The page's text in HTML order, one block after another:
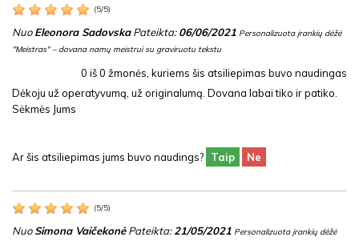
(5/5)
NuoEleonora SadovskaPateikta:06/06/2021 Personalizuota įrankių dėžė
"Meistras" – dovana namų meistrui su graviruotu tekstu
0 iš0 žmonės, kuriems šis atsiliepimas buvo naudingas
Dėkoju už operatyvumą, už originalumą. Dovana labai tiko ir patiko.
Sėkmės Jums
Ar šis atsiliepimas jums buvo naudings? Taip Ne
(5/5)
NuoSimona VaičekonėPateikta:21/05/2021 Personalizuota įrankių dėžė